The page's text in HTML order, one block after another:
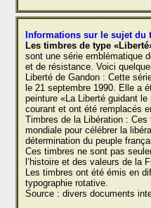
Informations sur le sujet du
Les timbres de type
sont une série emblématique
et de résistance. Voici
Liberté de Gandon : Cette
le 21 septembre 1990. Elle a
peinture «La Liberté guidant le
courant et ont été remplacés
Timbres de la Libération :
mondiale pour célébrer la
détermination du peuple
Ces timbres ne sont pas
l’histoire et des valeurs de la
Les timbres ont été émis en
typographie rotative.
Source : divers documents